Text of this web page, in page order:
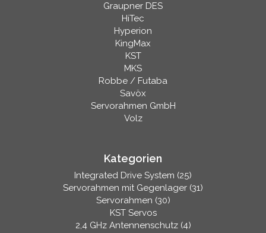
Graupner DES
HiTec
Hyperion
KingMax
KST
MKS
Robbe / Futaba
Savöx
Servorahmen GmbH
Volz
Kategorien
Integrated Drive System (25)
Servorahmen mit Gegenlager (31)
Servorahmen (30)
KST Servos
2,4 GHz Antennenschutz (4)